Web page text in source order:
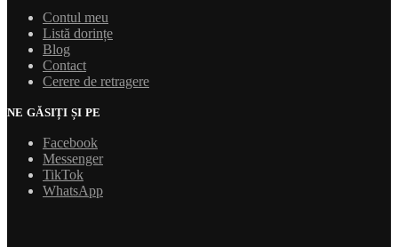
Contul meu
Listă dorințe
Blog
Contact
Cerere de retragere
NE GĂSIȚI ȘI PE
Facebook
Messenger
TikTok
WhatsApp